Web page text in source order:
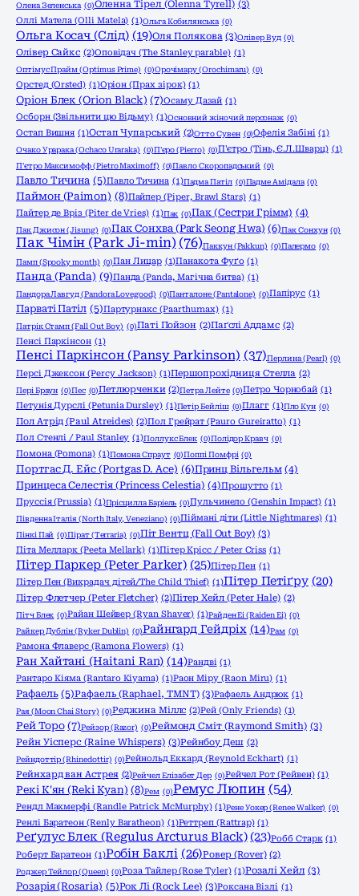
Олена Зеленська (0)Оленна Тірел (Olenna Tyrell) (3)
Оллі Матела (Olli Matela) (1)Ольга Кобилянська (0)
Ольга Косач (Слід) (19)Оля Полякова (3)Олівер Вуд (0)
Олівер Сайкс (2)Оповідач (The Stanley parable) (1)
Оптімус Прайм (Optimus Prime) (0)Орочімару (Orochimaru) (0)
Орстед (Orsted) (1)Оріон (Прах зірок) (1)
Оріон Блек (Orion Black) (7)Осаму Дазай (1)
Осборн (Звільнити цю Відьму) (1)Основний жіночий персонаж (0)
Остап Вишня (1)Остап Чупарський (2)Отто Сувен (0)Офелія Забіні (1)
Очако Урарака (Ochaco Uraraka) (0)П'єро (Pierro) (0)П'єтро (Тінь, Є.Л.Шварц) (1)
П'єтро Максимофф (Pietro Maximoff) (0)Павло Скоропадський (0)
Павло Тичина (5)Павло Тичина (1)Падма Патіл (0)Падме Амідала (0)
Паймон (Paimon) (8)Пайпер (Piper, Brawl Stars) (1)
Пайтер де Вріз (Piter de Vries) (1)Пак (0)Пак (Сестри Грімм) (4)
Пак Джисон (Jisung) (0)Пак Сонхва (Park Seong Hwa) (6)Пак Сонхун (0)
Пак Чімін (Park Ji-min) (76)Паккун (Pakkun) (0)Палермо (0)
Памп (Spooky month) (0)Пан Лицар (1)Панакота Фуґо (1)
Панда (Panda) (9)Панда (Panda, Магічна битва) (1)
Пандора Лавгуд (Pandora Lovegood) (0)Панталоне (Pantalone) (0)Папірус (1)
Парваті Патіл (5)Партурнакс (Paarthurnax) (1)
Патрік Стамп (Fall Out Boy) (0)Паті Пойзон (2)Паґслі Аддамс (2)
Пенсі Паркінсон (1)
Пенсі Паркінсон (Pansy Parkinson) (37)Перлина (Pearl) (0)
Персі Джексон (Percy Jackson) (1)Першопрохідниця Стелла (2)
Пері Браун (0)Пес (0)Петлюрченки (2)Петра Лейте (0)Петро Чорнобай (1)
Петунія Дурслі (Petunia Dursley) (1)Петір Бейліш (0)Плагг (1)Пло Кун (0)
Пол Атрід (Paul Atreides) (2)Пол Грейрат (Pauro Gureiratto) (1)
Пол Стенлі / Paul Stanley (1)Поллукс Блек (0)Полідор Кравч (0)
Помона (Pomona) (1)Помона Спраут (0)Поппі Помфрі (0)
Портгас Д. Ейс (Portgas D. Ace) (6)Принц Вільгельм (4)
Принцеса Селестія (Princess Celestia) (4)Прошутто (1)
Пруссія (Prussia) (1)Прісцилла Баріель (0)Пульчинело (Genshin Impact) (1)
Південна Італія (North Italy, Veneziano) (0)Піймані діти (Little Nightmares) (1)
Пінкі Пай (0)Пірат (Terraria) (0)Піт Вентц (Fall Out Boy) (3)
Піта Мелларк (Peeta Mellark) (1)Пітер Крісс / Peter Criss (1)
Пітер Паркер (Peter Parker) (25)Пітер Пен (1)
Пітер Пен (Викрадач дітей/The Child Thief) (1)Пітер Петіґру (20)
Пітер Флетчер (Peter Fletcher) (2)Пітер Хейл (Peter Hale) (2)
Пітч Блек (0)Райан Шейвер (Ryan Shaver) (1)Райден Еі (Raiden Ei) (0)
Райкер Дублін (Ryker Dublin) (0)Райнгард Гейдріх (14)Рам (0)
Рамона Флаверс (Ramona Flowers) (1)
Ран Хайтані (Haitani Ran) (14)Рандві (1)
Рантаро Кіяма (Rantaro Kiyama) (1)Раон Міру (Raon Miru) (1)
Рафаель (5)Рафаель (Raphael, TMNT) (3)Рафаель Андрюк (1)
Рая (Moon Chai Story) (0)Реджина Міллс (2)Рей (Only Friends) (1)
Рей Торо (7)Рейзор (Razor) (0)Реймонд Сміт (Raymond Smith) (3)
Рейн Уісперс (Raine Whispers) (3)Рейнбоу Деш (2)
Рейндоттір (Rhinedottir) (0)Рейнольд Еккард (Reynold Eckhart) (1)
Рейнхард ван Астрея (2)Рейчел Елізабет Дер (0)Рейчел Рот (Рейвен) (1)
Рекі К'ян (Reki Kyan) (8)Рем (0)Ремус Люпин (54)
Рендл Макмерфі (Randle Patrick McMurphy) (1)Рене Уокер (Renee Walker) (0)
Ренлі Баратеон (Renly Baratheon) (1)Реттреп (Rattrap) (1)
Реґулус Блек (Regulus Arcturus Black) (23)Робб Старк (1)
Роберт Баратеон (1)Робін Баклі (26)Ровер (Rover) (2)
Роджер Тейлор (Queen) (0)Роза Тайлер (Rose Tyler) (1)Розалі Хейл (3)
Розарія (Rosaria) (5)Рок Лі (Rock Lee) (3)Роксана Візлі (1)